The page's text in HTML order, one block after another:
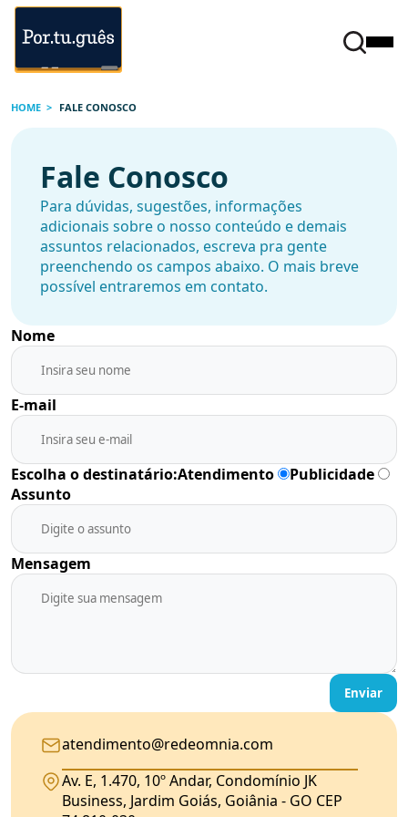
HOME FALE CONOSCO
Fale Conosco
Para dúvidas, sugestões, informações
adicionais sobre o nosso conteúdo e demais
assuntos relacionados, escreva pra gente
preenchendo os campos abaixo. O mais breve
possível entraremos em contato.
Nome
E-mail
Escolha o destinatário:Atendimento
Publicidade
Assunto
Mensagem
Enviar
atendimento@redeomnia.com
Av. E, 1.470, 10º Andar, Condomínio JK
Business, Jardim Goiás, Goiânia - GO CEP